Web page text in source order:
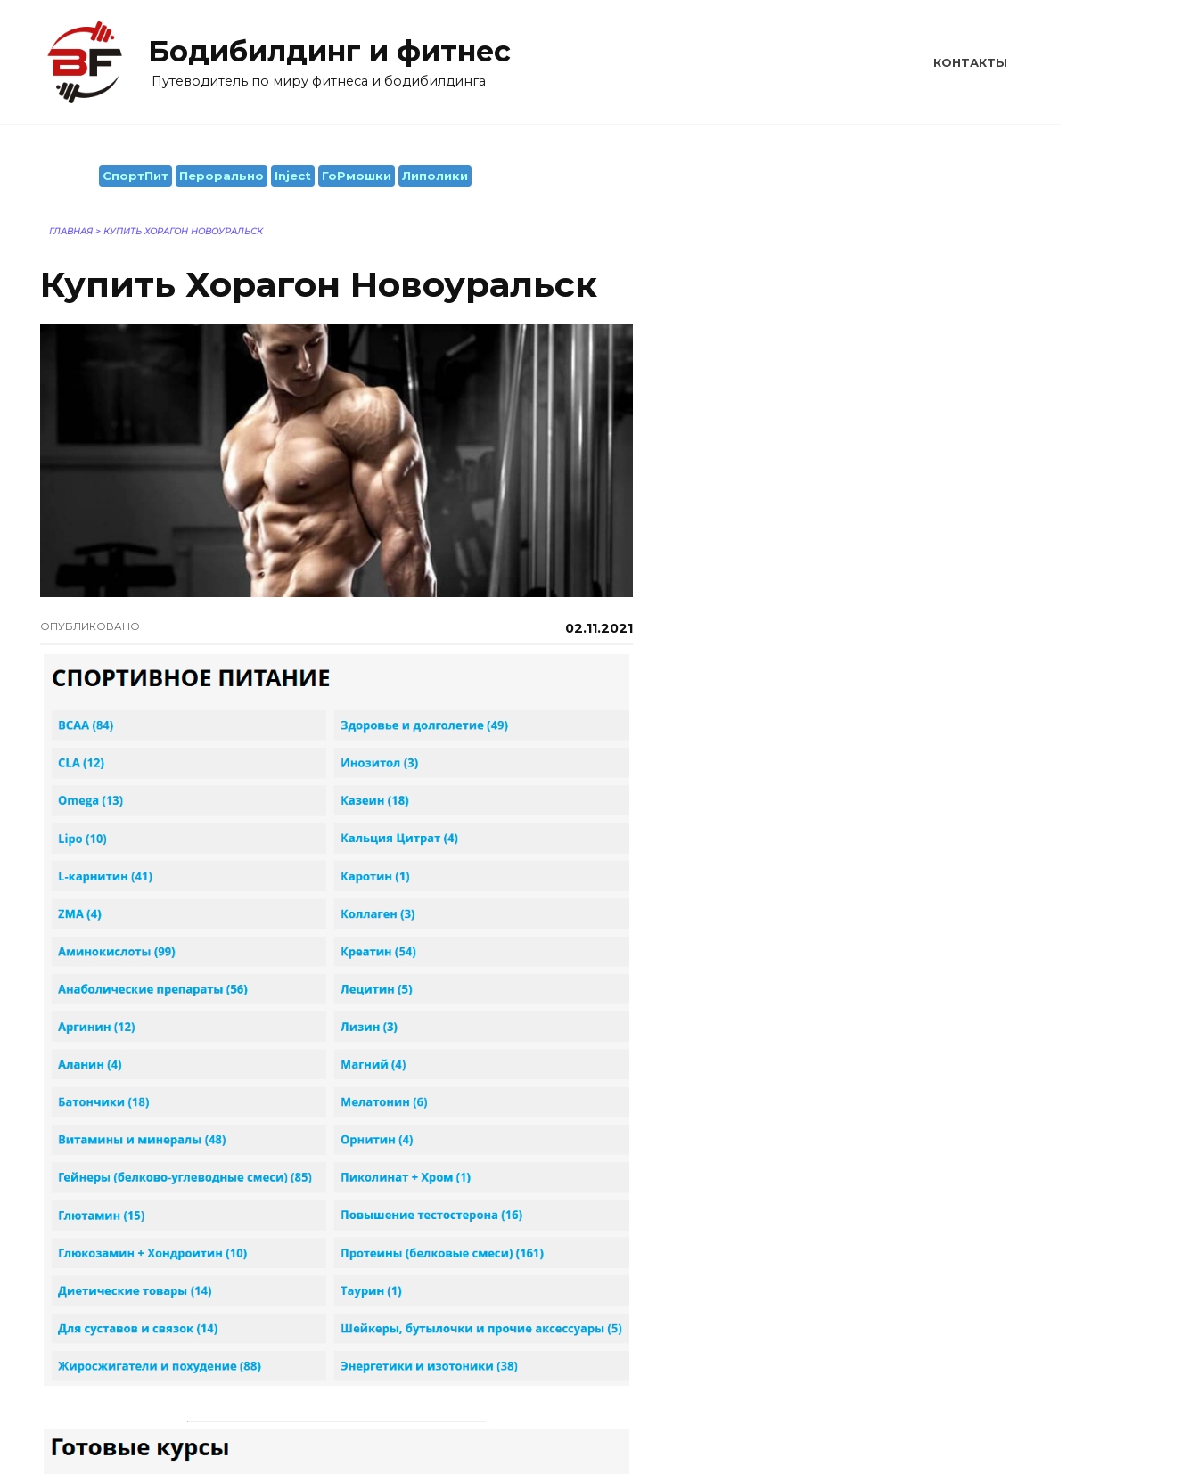
содержанию
Бодибилдинг и фитнес
Путеводитель по миру фитнеса и бодибилдинга
КОНТАКТЫ
СпортПит Перорально Inject ГоРмошки Липолики
ГЛАВНАЯ > КУПИТЬ ХОРАГОН НОВОУРАЛЬСК
Купить Хорагон Новоуральск
ОПУБЛИКОВАНО 02.11.2021